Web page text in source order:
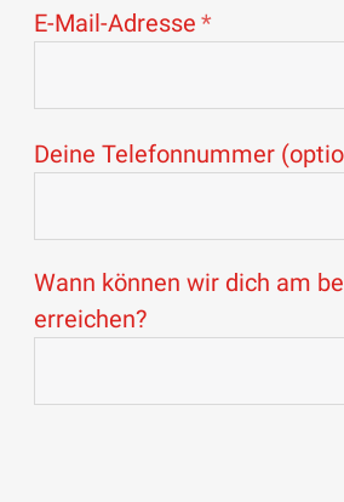
E-Mail-Adresse
Deine Telefonnummer
Wann können wir dich am
erreichen?